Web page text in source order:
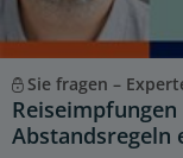
Sie fragen –
Abstandsregeln